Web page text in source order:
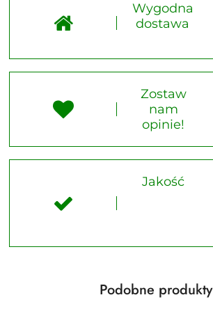
Wygodna
dostawa
Zostaw
nam
opinie!
Jakość
Pomiń karuzelę produktów
Produkty
Podobne produkty